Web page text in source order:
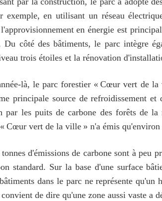
exemple, en utilisant un réseau
en énergie est
côté des bâtiments, le parc intègre
trois étoiles et la rénovation
là, le parc forestier « Cœur vert de
principale source de refroidissement
par les puits de carbone des forêts de
Cœur vert de la ville » n'a émis qu'environ
d'émissions de carbone sont à peu
standard. Sur la base d'une surface
dans le parc ne représente
de dire qu'une zone aussi vaste a